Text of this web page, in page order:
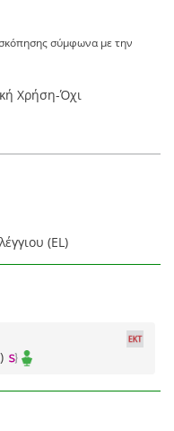
σύμφωνα με την
Χρήση-Όχι
(EL)